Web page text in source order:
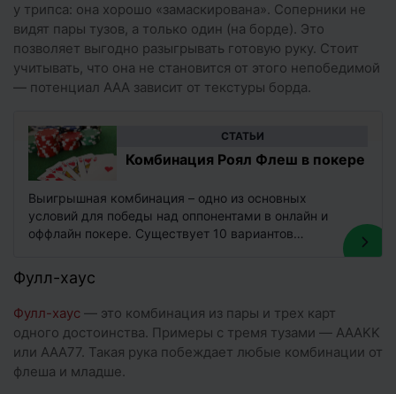
у трипса: она хорошо «замаскирована». Соперники не
видят пары тузов, а только один (на борде). Это
позволяет выгодно разыгрывать готовую руку. Стоит
учитывать, что она не становится от этого непобедимой
— потенциал AAA зависит от текстуры борда.
CТАТЬИ
Комбинация Роял Флеш в покере
Выигрышная комбинация – одно из основных
условий для победы над оппонентами в онлайн и
оффлайн покере. Существует 10 вариантов
Фулл-хаус
Фулл-хаус — это комбинация из пары и трех карт
одного достоинства. Примеры с тремя тузами — AAAKK
или AAA77. Такая рука побеждает любые комбинации от
флеша и младше.